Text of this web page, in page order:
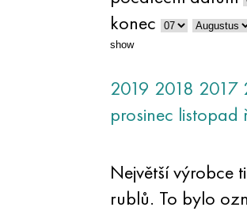
konec
show
2019 2018 2017
prosinec listopad
Největší výrobce
rublů. To bylo